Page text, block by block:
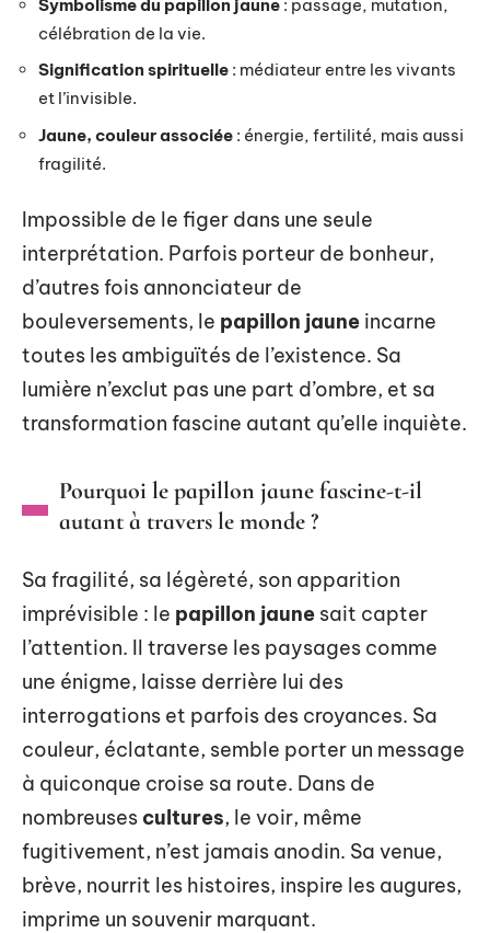
Symbolisme du papillon jaune : passage, mutation,
célébration de la vie.
Signification spirituelle : médiateur entre les vivants
et l’invisible.
Jaune, couleur associée : énergie, fertilité, mais aussi
fragilité.
Impossible de le figer dans une seule
interprétation. Parfois porteur de bonheur,
d’autres fois annonciateur de
bouleversements, le papillon jaune incarne
toutes les ambiguïtés de l’existence. Sa
lumière n’exclut pas une part d’ombre, et sa
transformation fascine autant qu’elle inquiète.
Pourquoi le papillon jaune fascine-t-il
autant à travers le monde ?
Sa fragilité, sa légèreté, son apparition
imprévisible : le papillon jaune sait capter
l’attention. Il traverse les paysages comme
une énigme, laisse derrière lui des
interrogations et parfois des croyances. Sa
couleur, éclatante, semble porter un message
à quiconque croise sa route. Dans de
nombreuses cultures, le voir, même
fugitivement, n’est jamais anodin. Sa venue,
brève, nourrit les histoires, inspire les augures,
imprime un souvenir marquant.